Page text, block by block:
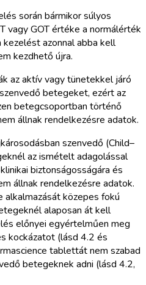
során bármikor súlyos
vagy GOT értéke a normálérték
azonnal abba kell
kezdhető újra.
az aktív vagy tünetekkel járó
betegeket, ezért az
betegcsoportban történő
állnak rendelkezésre adatok.
szenvedő (Child–
az ismételt adagolással
biztonságosságára és
állnak rendelkezésre adatok.
alkalmazását közepes fokú
alaposan át kell
előnyei egyértelműen meg
kockázatot (lásd 4.2 és
tablettát nem szabad
betegeknek adni (lásd 4.2,